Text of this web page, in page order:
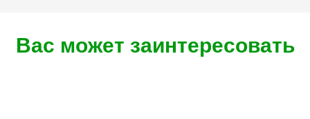
Вас может заинтересовать